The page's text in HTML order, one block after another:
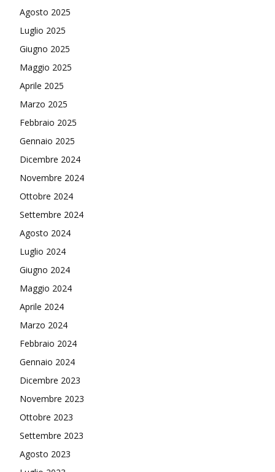
Agosto 2025
Luglio 2025
Giugno 2025
Maggio 2025
Aprile 2025
Marzo 2025
Febbraio 2025
Gennaio 2025
Dicembre 2024
Novembre 2024
Ottobre 2024
Settembre 2024
Agosto 2024
Luglio 2024
Giugno 2024
Maggio 2024
Aprile 2024
Marzo 2024
Febbraio 2024
Gennaio 2024
Dicembre 2023
Novembre 2023
Ottobre 2023
Settembre 2023
Agosto 2023